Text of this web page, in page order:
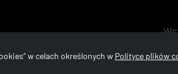
w celach określonych w Polityce plików